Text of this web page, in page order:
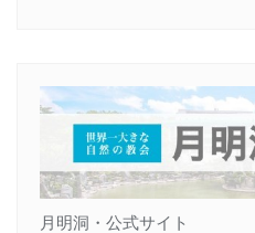
月明洞・公式サイト